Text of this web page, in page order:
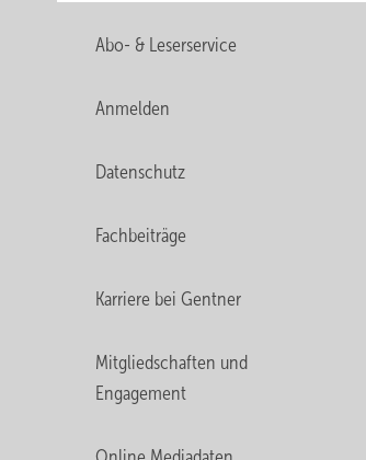
Abo- & Leserservice
Anmelden
Datenschutz
Fachbeiträge
Karriere bei Gentner
Mitgliedschaften und
Engagement